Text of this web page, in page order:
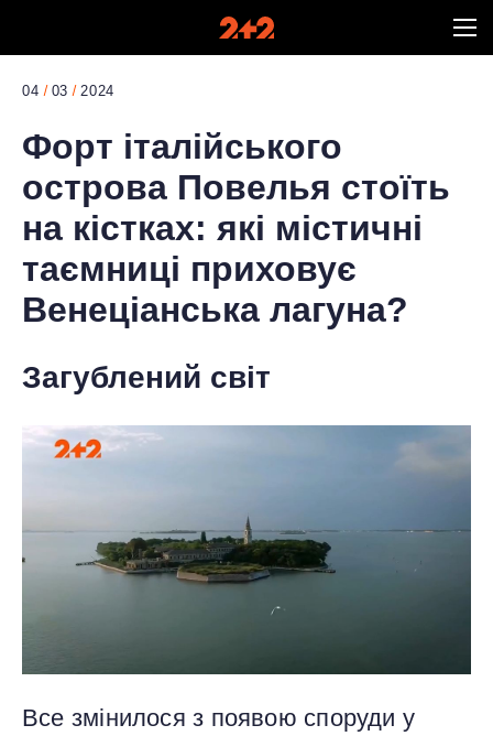
04 03 2024
Форт італійського
острова Повелья стоїть
на кістках: які містичні
таємниці приховує
Венеціанська лагуна?
Загублений світ
Все змінилося з появою споруди у